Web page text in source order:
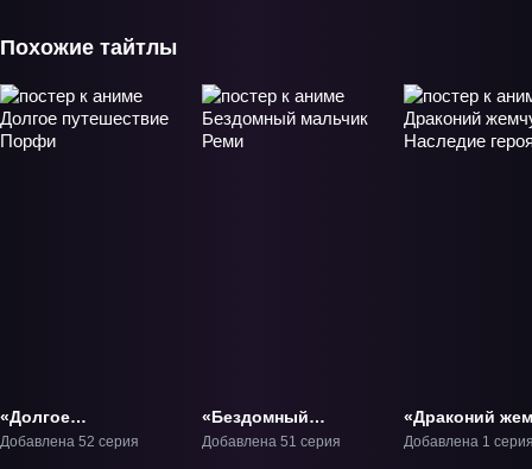
Похожие тайтлы
«Долгое
путешествие
Добавлена 52 серия
«Бездомный
мальчик Реми» ТВ-1
Добавлена 51 серия
«Драконий
БП: Наследие
Добавлена 1